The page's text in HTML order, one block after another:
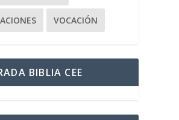
VOCACIÓN
BIBLIA CEE